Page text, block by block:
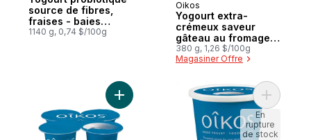
source de fibres,
fraises - baies
sauvages - mangue
1140 g, 0,74 $/100g
Préparé au Canada
Oikos
Yogourt extra-
crémeux saveur
gâteau au fromage à
la fraise
380 g, 1,26 $/100g
Magasiner Offre
Ajouter Yogourt grec, nature, 2% M.G. au
Ajouter
En
rupture
de stock